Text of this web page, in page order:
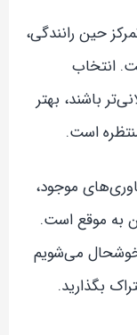
حین رانندگی،
انتخاب
باشند، بهتر
است.
موجود،
به موقع است.
خوشحال می‌شویم
بگذارید.